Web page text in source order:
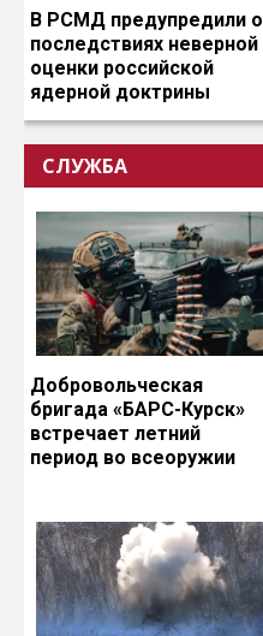
В РСМД предупредили о
последствиях неверной
оценки российской
ядерной доктрины
СЛУЖБА
Добровольческая
бригада «БАРС-Курск»
встречает летний
период во всеоружии